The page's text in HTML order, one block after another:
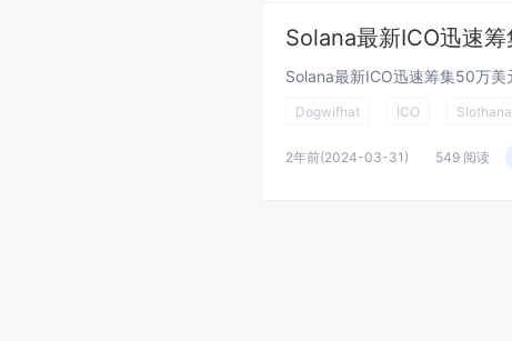
Dogwifhat ICO Slothana
2年前(2024-03-31) 549 阅读